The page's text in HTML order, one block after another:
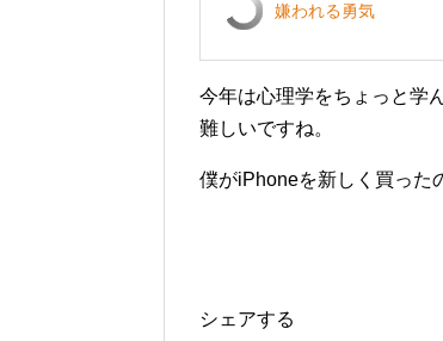
嫌われる勇気
今年は心理学をちょっと学
難しいですね。
僕がiPhoneを新しく買った
シェアする